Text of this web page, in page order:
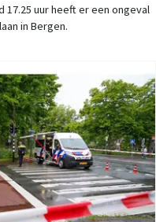
17.25 uur heeft er een ongeval
in Bergen.